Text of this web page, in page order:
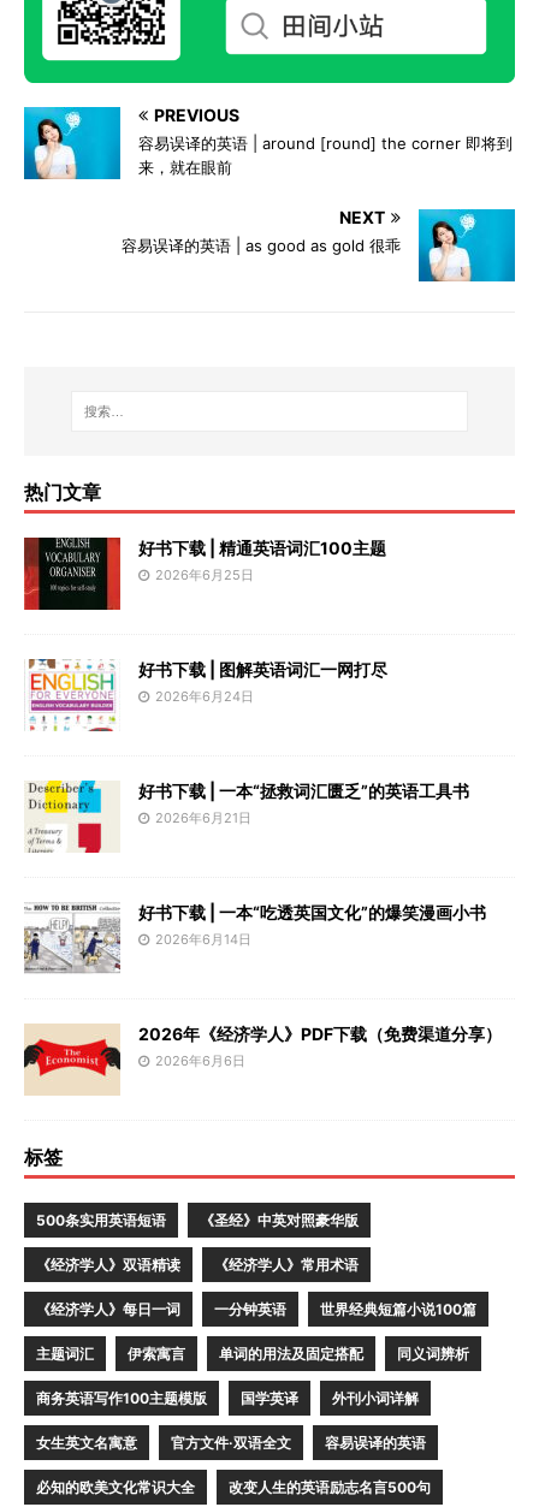
PREVIOUS
容易误译的英语 | around [round] the corner 即将到
来，就在眼前
NEXT
容易误译的英语 | as good as gold 很乖
热门文章
好书下载 | 精通英语词汇100主题
2026年6月25日
好书下载 | 图解英语词汇一网打尽
2026年6月24日
好书下载 | 一本“拯救词汇匮乏”的英语工具书
2026年6月21日
好书下载 | 一本“吃透英国文化”的爆笑漫画小书
2026年6月14日
2026年《经济学人》PDF下载（免费渠道分享）
2026年6月6日
标签
500条实用英语短语 《圣经》中英对照豪华版
《经济学人》双语精读 《经济学人》常用术语
《经济学人》每日一词 一分钟英语 世界经典短篇小说100篇
主题词汇 伊索寓言 单词的用法及固定搭配 同义词辨析
商务英语写作100主题模版 国学英译 外刊小词详解
女生英文名寓意 官方文件·双语全文 容易误译的英语
必知的欧美文化常识大全 改变人生的英语励志名言500句